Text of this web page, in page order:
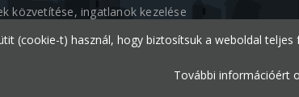
közvetítése, ingatlanok kezelése
fenntartva © 2026 Eurotriumvirátus Kft. v1.2
(cookie-t) használ, hogy biztosítsuk a weboldal
További információért